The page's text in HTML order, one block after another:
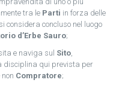
tra le Parti in forza delle
considera concluso nel luogo
d’Erbe Sauro;
e naviga sul Sito,
disciplina qui prevista per
Compratore;